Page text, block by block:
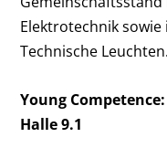
Elektrotechnik
Technische Leuchten.
Young
Halle 9.1